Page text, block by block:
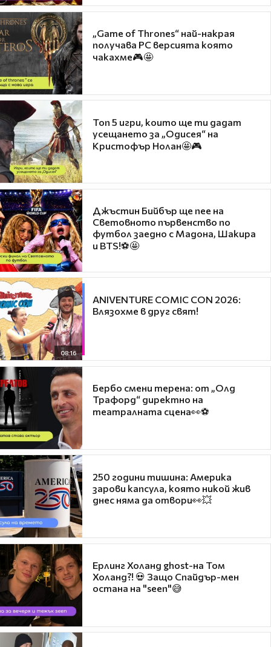
„Game of Thrones“ най-накрая
получава PC версията която
чакахме🎮🤩
Топ 5 игри, които ще ти дадат
усещането за „Одисея“ на
Кристофър Нолан🤩🎮
Джъстин Бийбър ще пее на
Световното първенство по
футбол заедно с Мадона, Шакира
и BTS!⚽🤩
08:16
ANIVENTURE COMIC CON 2026:
Влязохме в друг свят!
Бербо смени терена: от „Олд
Трафорд“ директно на
театралната сцена👀⚽
250 години тишина: Америка
зарови капсула, която никой жив
днес няма да отвори👀💥
Ерлинг Холанд ghost-на Том
Холанд?! 💀 Защо Спайдър-мен
остана на "seen"😅